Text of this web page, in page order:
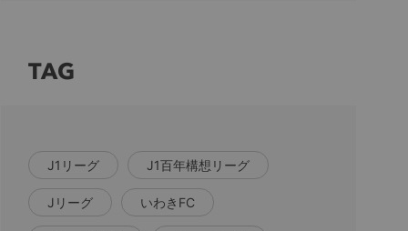
TAG
J1リーグ J1百年構想リーグ
Jリーグ いわきFC